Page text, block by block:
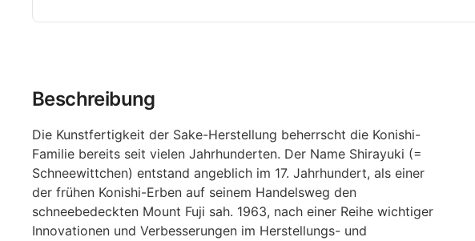
Beschreibung
Die Kunstfertigkeit der Sake-Herstellung beherrscht die Konishi-
Familie bereits seit vielen Jahrhunderten. Der Name Shirayuki (=
Schneewittchen) entstand angeblich im 17. Jahrhundert, als einer
der frühen Konishi-Erben auf seinem Handelsweg den
schneebedeckten Mount Fuji sah. 1963, nach einer Reihe wichtiger
Innovationen und Verbesserungen im Herstellungs- und